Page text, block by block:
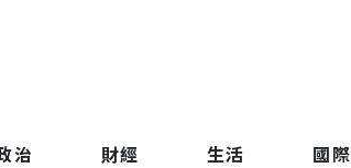
治 財經 生活 國際